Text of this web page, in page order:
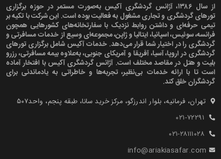
از سال ۱۳۸۶، آژانس گردشگری آکیس به‌صورت مستمر در حوزه برگزاری
تورهای گردشگری و تجاری مشغول به فعالیت بوده است. این شرکت با تکیه بر
تیمی حرفه‌ای و داشتن روابط نزدیک با سفارتخانه‌های کشورهایی همچون
فرانسه، سوئیس، اسپانیا، ایتالیا و ژاپن، مجموعه‌ای وسیع از خدمات مسافرتی و
گردشگری را در اختیار شما قرار می‌دهد. خدمات آکیس شامل برگزاری تورهای
گردشگری در اروپا، آسیا، آفریقا و آمریکای جنوبی، به‌علاوه بیمه مسافرتی، رزرو
بلیت و هتل در مقاصد مختلف است. آژانس گردشگری آکیس با افتخار آماده
است تا با ارائه خدمات بی‌نظیر، تجربه‌ها و خاطراتی به یادماندنی برای
گردشگران خلق کند.
تهران، فرمانیه، بلوار اندرزگو، مرکز خرید سانا، طبقه پنجم، واحد۵۰۷‍
۰۲۱-۷۲۲۹۱
۰۲۱-۲۸۱۱۱۰۲۸
info@ariakiasafar.com